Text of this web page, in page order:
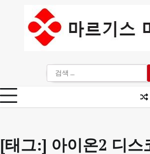
색:
[태그:] 아이온2 디스